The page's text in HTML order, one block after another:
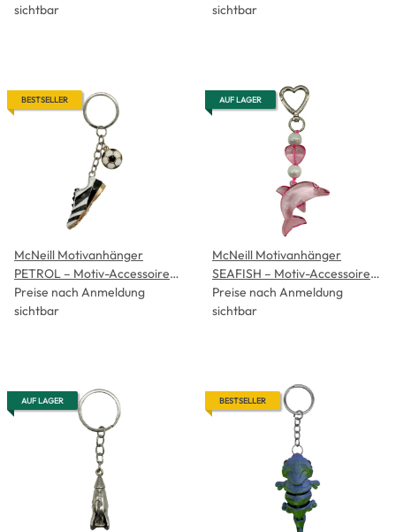
Sportbeutel
sichtbar
Sportbeutel
sichtbar
BESTSELLER
McNeill Motivanhänger
PETROL – Motiv-Accessoire
für Schulranzen, Etui &
Sportbeutel
Preise nach Anmeldung
sichtbar
AUF LAGER
McNeill Motivanhänger
SEAFISH – Motiv-Accessoire
für Schulranzen, Etui &
Sportbeutel
Preise nach Anmeldung
sichtbar
AUF LAGER BESTSELLER